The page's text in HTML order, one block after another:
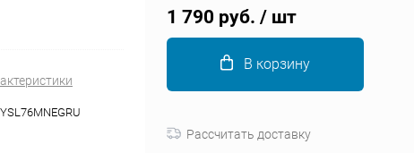
1 790 руб. / шт
В корзину
Рассчитать доставку